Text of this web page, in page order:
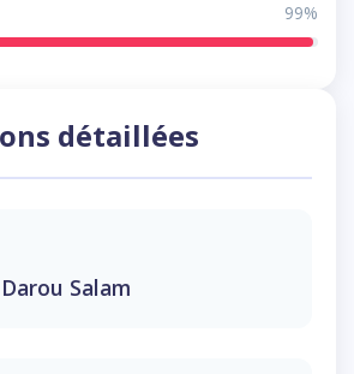
99%
détaillées
Salam